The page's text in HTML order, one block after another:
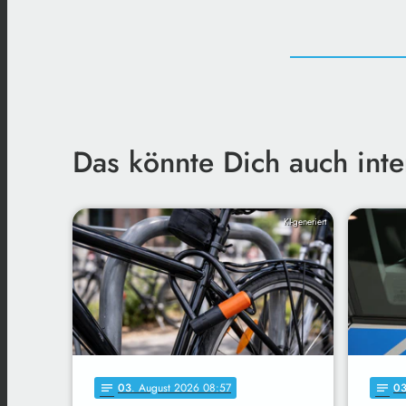
Das könnte Dich auch
KI-generiert
notes 03. August 2026 08:57 notes 03